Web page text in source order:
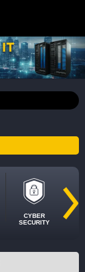
CYBER
SECURITY